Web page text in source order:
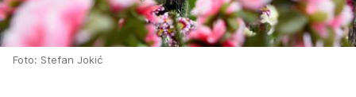
Foto: Stefan Jokić